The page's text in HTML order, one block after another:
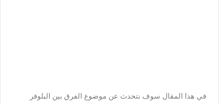
في هذا المقال سوف نتحدث عن موضوع الفرق بين البلوفر